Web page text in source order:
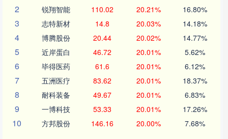
2 锐翔智能 110.02 20.21% 16.80%
3 志特新材 14.8 20.03% 14.18%
4 博腾股份 20.44 20.02% 14.77%
5 近岸蛋白 46.72 20.01% 5.62%
6 毕得医药 61.6 20.01% 6.12%
7 五洲医疗 83.62 20.01% 18.37%
8 耐科装备 49.67 20.01% 6.83%
9 一博科技 53.33 20.01% 17.26%
10 方邦股份 146.16 20.00% 7.68%